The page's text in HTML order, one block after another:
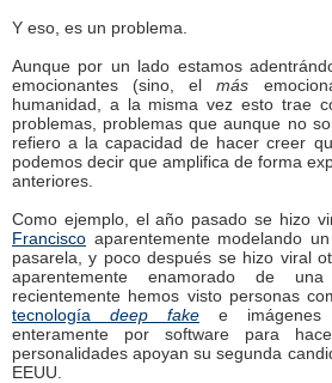
Y eso, es un problema.
Aunque por un lado estamos
emocionantes (sino, elmás
humanidad, a la misma vez esto trae
problemas, problemas que aunque no
refiero a la capacidad de hacer creer
podemos decir que amplifica de forma
anteriores.
Como ejemplo, el año pasado se hizo
Francisco aparentemente modelando
pasarela, y poco después se hizo viral
aparentemente enamorado de
recientemente hemos visto personas
tecnología deep fake e imágenes
enteramente por software para
personalidades apoyan su segunda
EEUU.